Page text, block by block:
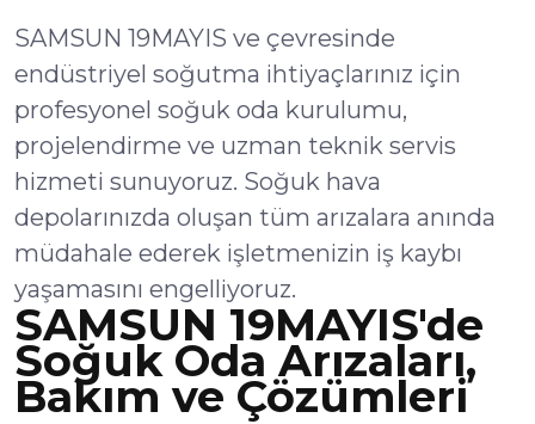
SAMSUN 19MAYIS ve çevresinde
endüstriyel soğutma ihtiyaçlarınız için
profesyonel soğuk oda kurulumu,
projelendirme ve uzman teknik servis
hizmeti sunuyoruz. Soğuk hava
depolarınızda oluşan tüm arızalara anında
müdahale ederek işletmenizin iş kaybı
yaşamasını engelliyoruz.
SAMSUN 19MAYIS'de
Soğuk Oda Arızaları,
Bakım ve Çözümleri